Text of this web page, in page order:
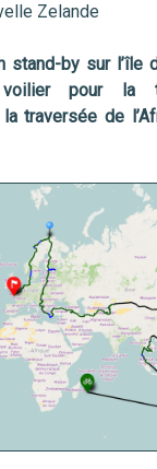
Zelande
stand-by sur l’île
voilier pour la
traversée de